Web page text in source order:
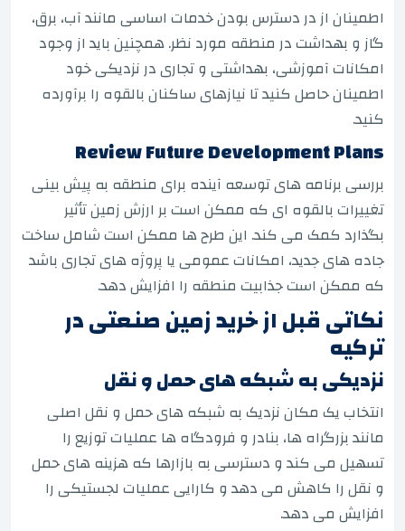
اطمینان از در دسترس بودن خدمات اساسی مانند آب، برق،
گاز و بهداشت در منطقه مورد نظر. همچنین باید از وجود
امکانات آموزشی، بهداشتی و تجاری در نزدیکی خود
اطمینان حاصل کنید تا نیازهای ساکنان بالقوه را برآورده
کنید.
Review Future Development Plans
بررسی برنامه های توسعه آینده برای منطقه به پیش بینی
تغییرات بالقوه ای که ممکن است بر ارزش زمین تأثیر
بگذارد کمک می کند. این طرح ها ممکن است شامل ساخت
جاده های جدید، امکانات عمومی یا پروژه های تجاری باشد
که ممکن است جذابیت منطقه را افزایش دهد.
نکاتی قبل از خرید زمین صنعتی در
ترکیه
نزدیکی به شبکه های حمل و نقل
انتخاب یک مکان نزدیک به شبکه های حمل و نقل اصلی
مانند بزرگراه ها، بنادر و فرودگاه ها عملیات توزیع را
تسهیل می کند و دسترسی به بازارها که هزینه های حمل
و نقل را کاهش می دهد و کارایی عملیات لجستیکی را
افزایش می دهد.